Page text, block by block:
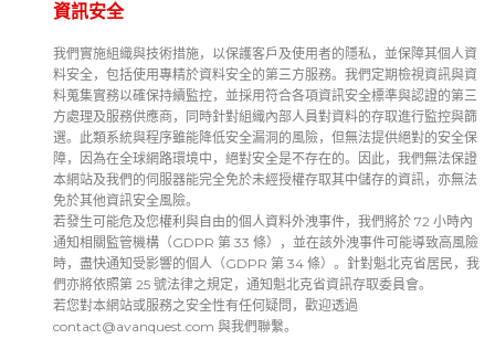
資訊安全
我們實施組織與技術措施，以保護客戶及使用者的隱私，並保障其個人資
料安全，包括使用專精於資料安全的第三方服務。我們定期檢視資訊與資
料蒐集實務以確保持續監控，並採用符合各項資訊安全標準與認證的第三
方處理及服務供應商，同時針對組織內部人員對資料的存取進行監控與篩
選。此類系統與程序雖能降低安全漏洞的風險，但無法提供絕對的安全保
障，因為在全球網路環境中，絕對安全是不存在的。因此，我們無法保證
本網站及我們的伺服器能完全免於未經授權存取其中儲存的資訊，亦無法
免於其他資訊安全風險。
若發生可能危及您權利與自由的個人資料外洩事件，我們將於 72 小時內
通知相關監管機構（GDPR 第 33 條），並在該外洩事件可能導致高風險
時，盡快通知受影響的個人（GDPR 第 34 條）。針對魁北克省居民，我
們亦將依照第 25 號法律之規定，通知魁北克省資訊存取委員會。
若您對本網站或服務之安全性有任何疑問，歡迎透過
contact@avanquest.com 與我們聯繫。